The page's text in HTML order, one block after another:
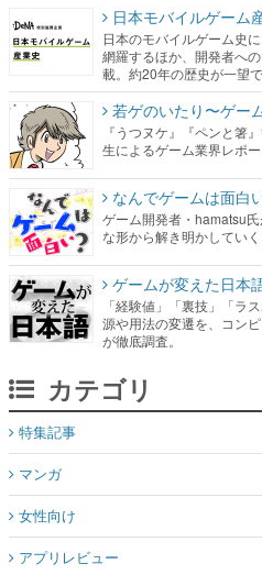
日本モバイルゲーム
日本のモバイルゲーム史
網羅するほか、開発者へ
載。約20年の歴史が一望
若ゲのいたり〜ゲー
『うつヌケ』『ペンと箸
生によるゲーム業界レポー
なんでゲームは面白
ゲーム開発者・hamatsu
な形から解き明かしてい
ゲームが変えた日本
「経験値」「裏技」「ラ
源や用法の変遷を、コン
が徹底調査。
カテゴリ
特集記事
マンガ
女性向け
アプリレビュー